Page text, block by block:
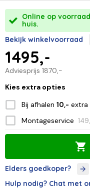
Online op
huis.
Bekijk winkelvoorraad
Adviesprijs 1870,-
1495,-
Kies extra opties
Bij afhalen 10,- extra
Montageservice
Elders goedkoper?
Hulp nodig? Chat met